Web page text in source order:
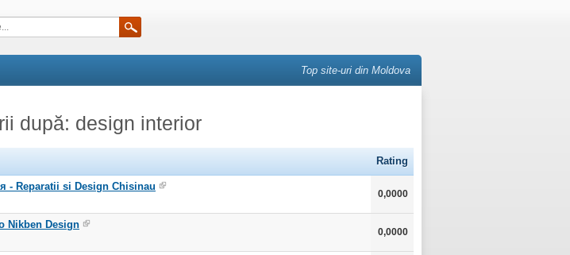
Top site-uri din Moldova
după: design interior
Rating
- Reparatii si Design Chisinau
0,0000
Nikben Design
0,0000